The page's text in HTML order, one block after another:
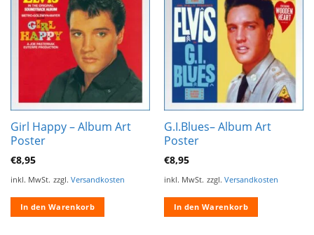
Zur
Wunschliste
hinzufügen
Girl Happy – Album Art
Poster
€8,95
inkl. MwSt. zzgl. Versandkosten
In den Warenkorb
Zur
Wunschliste
hinzufügen
G.I.Blues– Album Art
Poster
€8,95
inkl. MwSt. zzgl. Versandkosten
In den Warenkorb